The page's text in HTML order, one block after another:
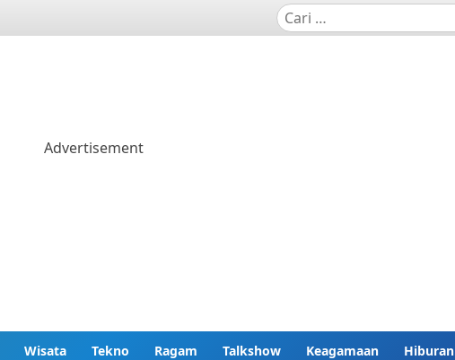
Wisata Tekno Ragam Talkshow Keagamaan Hiburan